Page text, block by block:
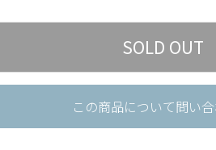
この商品について問い